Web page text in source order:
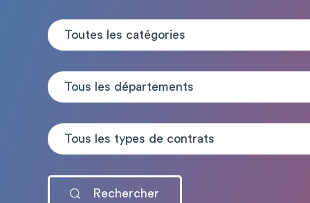
Toutes les catégories
Tous les départements
Tous les types de contrats